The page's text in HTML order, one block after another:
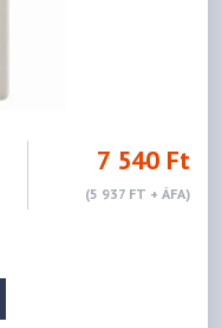
7 540 Ft
(5 937 FT + ÁFA)